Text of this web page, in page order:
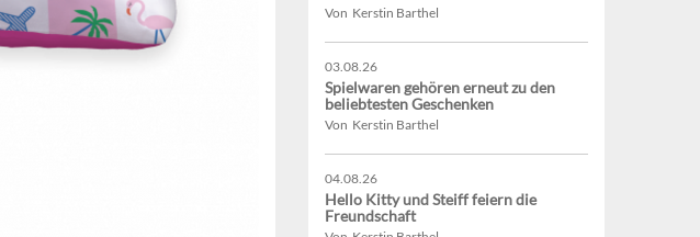
Von Kerstin Barthel
03.08.26
Spielwaren gehören erneut zu den
beliebtesten Geschenken
Von Kerstin Barthel
04.08.26
Hello Kitty und Steiff feiern die
Freundschaft